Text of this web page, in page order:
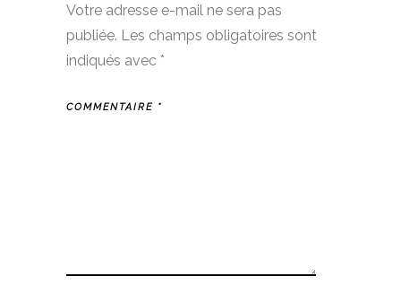
Votre adresse e-mail ne sera pas
publiée. Les champs obligatoires sont
indiqués avec *
COMMENTAIRE *